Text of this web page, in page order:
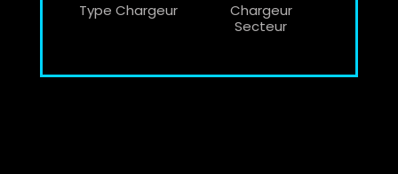
Type Chargeur
Chargeur
Secteur